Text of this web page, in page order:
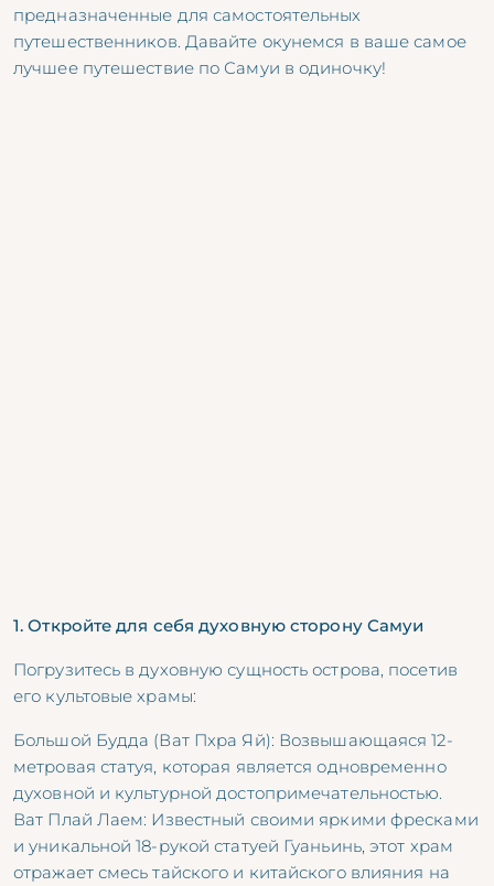
предназначенные для самостоятельных
путешественников. Давайте окунемся в ваше самое
лучшее путешествие по Самуи в одиночку!
1. Откройте для себя духовную сторону Самуи
Погрузитесь в духовную сущность острова, посетив
его культовые храмы:
Большой Будда (Ват Пхра Яй): Возвышающаяся 12-
метровая статуя, которая является одновременно
духовной и культурной достопримечательностью.
Ват Плай Лаем: Известный своими яркими фресками
и уникальной 18-рукой статуей Гуаньинь, этот храм
отражает смесь тайского и китайского влияния на